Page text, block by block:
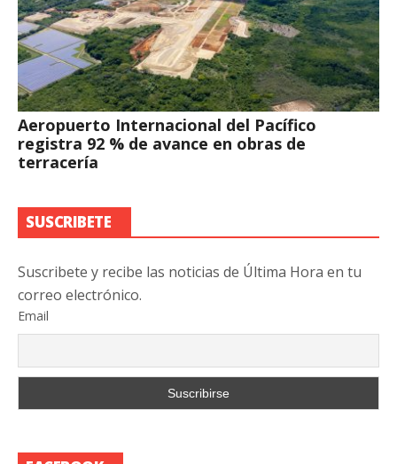
Aeropuerto Internacional del Pacífico
registra 92 % de avance en obras de
terracería
SUSCRIBETE
Suscribete y recibe las noticias de Última Hora en tu
correo electrónico.
Email